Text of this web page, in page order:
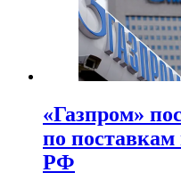
«Газпром»
по поставкам
РФ